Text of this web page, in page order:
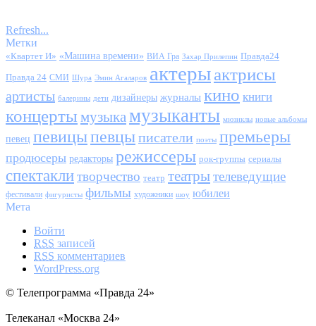
Refresh...
Метки
«Квартет И» «Машина времени» ВИА Гра Захар Прилепин Правда24
Правда 24 СМИ Шура Эмин Агаларов актерыактрисы
артисты балерины дети дизайнеры журналы кино книги
концерты музыка музыканты мюзиклы новые альбомы
певец певицыпевцыписатели поэты премьеры
продюсеры редакторы режиссеры рок-группы сериалы
спектаклитворчество театр театрытелеведущие
фестивали фигуристы фильмы художники шоу юбилеи
Мета
Войти
RSS записей
RSS комментариев
WordPress.org
© Телепрограмма «Правда 24»
Телеканал «Москва 24»